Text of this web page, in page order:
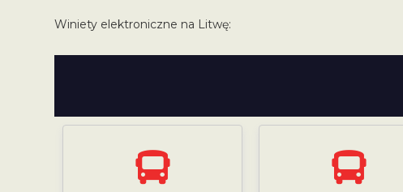
Winiety elektroniczne na Litwę: